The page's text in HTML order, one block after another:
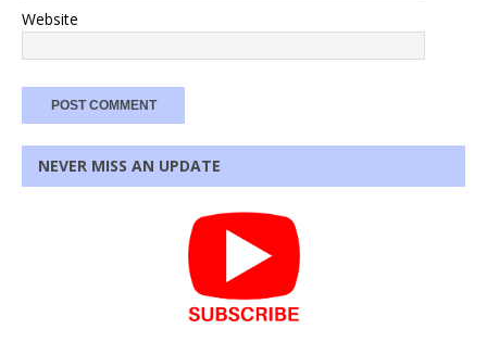
Website
NEVER MISS AN UPDATE